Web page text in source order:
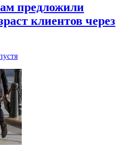
предложили
клиентов через